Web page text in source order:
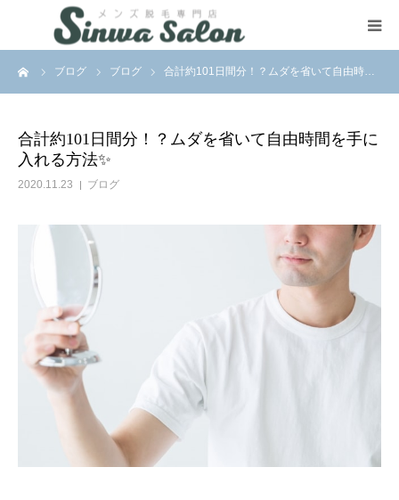
ブログ ブログ 合計約101日間分！？ムダを省いて自由時…
合計約101日間分！？ムダを省いて自由時間を手に
入れる方法✨
2020.11.23 ブログ
HOME
SNS
Contact